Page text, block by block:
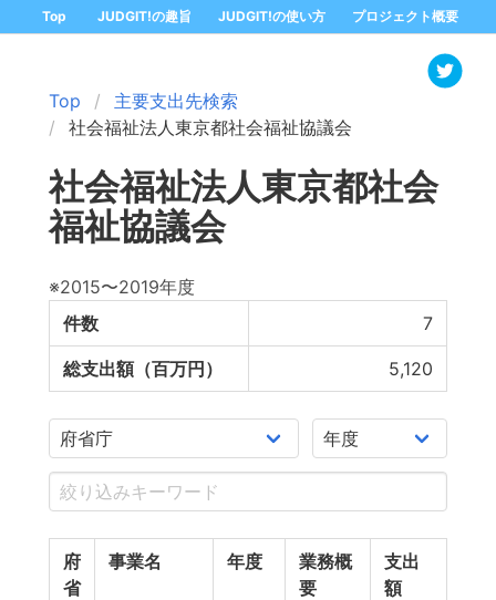
Top JUDGIT!の趣旨 JUDGIT!の使い方 プロジェクト概要
Top
主要支出先検索
社会福祉法人東京都社会福祉協議会
社会福祉法人東京都社会
福祉協議会
※2015〜2019年度
件数
7
総支出額（百万円） 5,120
府
省
事業名 年度
業務概
要
支出
額